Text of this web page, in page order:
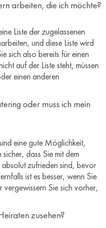
arbeiten, die ich möchte?
Liste der zugelassenen
und diese Liste wird
sich also bereits für einen
auf der Liste steht, müssen
einen anderen
oder muss ich mein
eine gute Möglichkeit,
dass Sie mit dem
zufrieden sind, bevor
ist es besser, wenn Sie
vergewissern Sie sich vorher,
zusehen?